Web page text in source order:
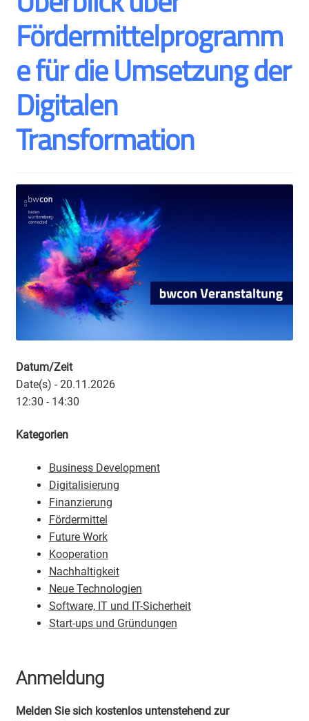
Fördermittelprogramm
e für die Umsetzung der
Digitalen
Transformation
Datum/Zeit
Date(s) - 20.11.2026
12:30 - 14:30
Kategorien
Business Development
Digitalisierung
Finanzierung
Fördermittel
Future Work
Kooperation
Nachhaltigkeit
Neue Technologien
Software, IT und IT-Sicherheit
Start-ups und Gründungen
Anmeldung
Melden Sie sich kostenlos untenstehend zur